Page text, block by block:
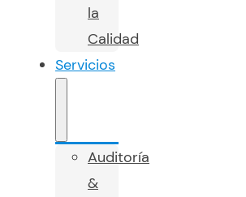
la
Calidad
Servicios
Auditoría
&